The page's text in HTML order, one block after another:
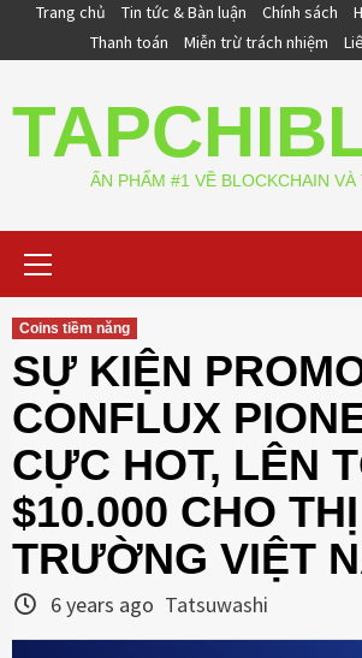
Trang chủ Tin tức & Bàn luận Chính sách
Thanh toán
Miễn trừ trách nhiệm
ẤN PHẨM #1 VỀ BLOCKCHAIN VÀ
Coins tiềm năng
SỰ KIỆN
CONFLUX
CỰC HOT, LÊN
$10.000 CHO THỊ
TRƯỜNG VIỆT
6 years ago Tatsuwashi